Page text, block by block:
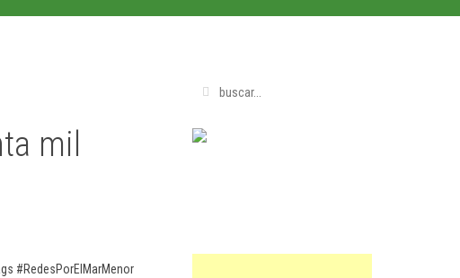
mil
#RedesPorElMarMenor